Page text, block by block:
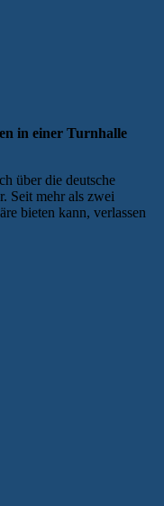
in einer Turnhalle
über die deutsche
Seit mehr als zwei
bieten kann, verlassen